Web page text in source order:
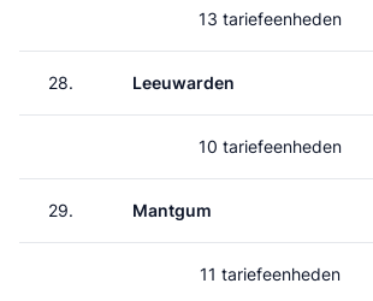
13 tariefeenheden
28. Leeuwarden
10 tariefeenheden
29. Mantgum
11 tariefeenheden